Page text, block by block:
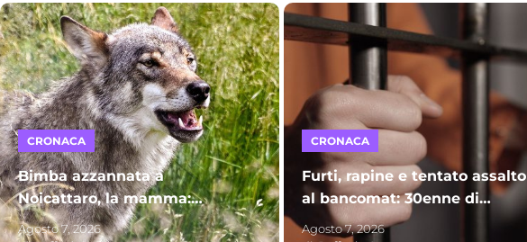
CRONACA
Bimba azzannata a
Noicattaro, la mamma:
“Miracolati”. Proseguono le
Agosto 7, 2026
CRONACA
Furti, rapine e tentato assalto
al bancomat: 30enne di
Bitonto finisce in carcere
Agosto 7, 2026